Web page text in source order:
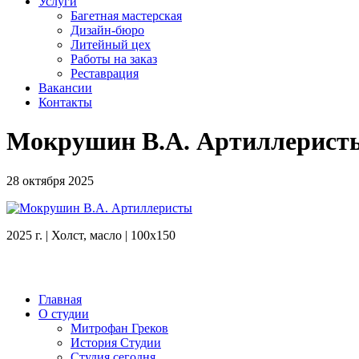
Багетная мастерская
Дизайн-бюро
Литейный цех
Работы на заказ
Реставрация
Вакансии
Контакты
Мокрушин В.А.
28 октября 2025
2025 г. | Холст, масло | 100х150
Главная
О студии
Митрофан Греков
История Студии